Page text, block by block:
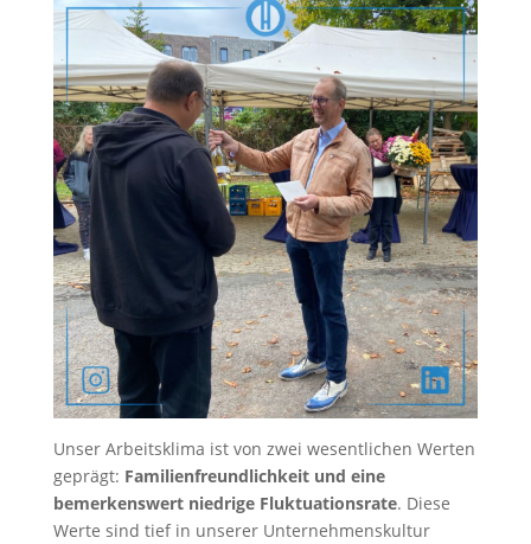
Unser Arbeitsklima ist von zwei wesentlichen Werten
geprägt: Familienfreundlichkeit und eine
bemerkenswert niedrige Fluktuationsrate. Diese
Werte sind tief in unserer Unternehmenskultur